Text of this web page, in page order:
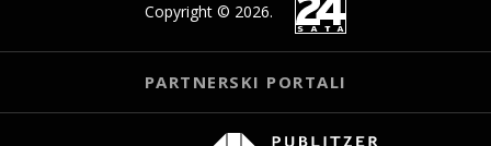
Copyright © 2026.
PARTNERSKI PORTALI